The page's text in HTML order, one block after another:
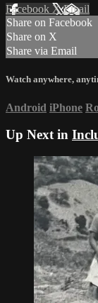
Facebook XEmail
Share on Facebook
Share on X
Share via Email
Watch anywhere,
Android iPhone
Up Next in